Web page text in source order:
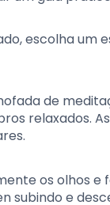
escolha um
de
relaxados.
os olhos e
subindo e